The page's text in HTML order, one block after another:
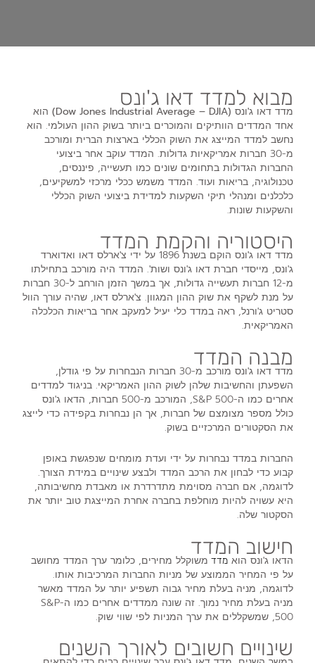
מבוא למדד דאו ג'ונס
מדד דאו ג'ונס (Dow Jones Industrial Average – DJIA)
הוא
אחד המדדים הוותיקים והמוכרים ביותר בשוק ההון העולמי. הוא
נחשב למדד המייצג את השוק הכללי בארצות הברית ומורכב
מ-30 חברות אמריקאיות גדולות. המדד עוקב אחר ביצועי
החברות הגדולות בתחומים שונים כמו תעשייה, פיננסים,
טכנולוגיה, בריאות ועוד. המדד משמש ככלי מרכזי למשקיעים,
כלכלנים ומנהלי תיקי השקעות למדידת ביצועי השוק הכללי
והשקעות שונות.
היסטוריה והקמת המדד
מדד דאו ג'ונס
הוקם בשנת 1896 על ידי צ'ארלס דאו ואדוארד
ג'ונס, מייסדי חברת דאו ג'ונס ושות'. המדד היה מורכב בתחילתו
מ-12 חברות תעשייה גדולות, אך במשך הזמן הורחב ל-30 חברות
על מנת לשקף את שוק ההון המגוון. צ'ארלס דאו, שהיה עורך הוול
סטריט ג'ורנל, ראה במדד כלי יעיל למעקב אחר בריאות הכלכלה
האמריקאית.
מבנה המדד
מדד דאו ג'ונס מורכב מ-30 חברות הנבחרות על פי גודלן,
השפעתן והחשיבות שלהן לשוק ההון האמריקאי. בניגוד למדדים
אחרים כמו ה-S&P 500, המורכב מ-500 חברות, הדאו ג'ונס
כולל מספר מצומצם של חברות, אך הן נבחרות בקפידה כדי לייצג
את הסקטורים המרכזיים בשוק.
החברות במדד נבחרות על ידי ועדת מומחים שנפגשת באופן
קבוע כדי לבחון את הרכב המדד ולבצע שינויים במידת הצורך.
לדוגמה, אם חברה מסוימת מתדרדרת או מאבדת מחשיבותה,
היא עשויה להיות מוחלפת בחברה אחרת המייצגת טוב יותר את
הסקטור שלה.
חישוב המדד
הדאו ג'ונס הואמדד משוקלל מחירים, כלומר ערך המדד מחושב
על פי המחיר הממוצע של מניות החברות המרכיבות אותו.
לדוגמה, מניה בעלת מחיר גבוה תשפיע יותר על המדד מאשר
מניה בעלת מחיר נמוך. זה שונה ממדדים אחרים כמו ה-S&P
500, שמשקללים את ערך המניות לפי שווי שוק.
שינויים חשובים לאורך השנים